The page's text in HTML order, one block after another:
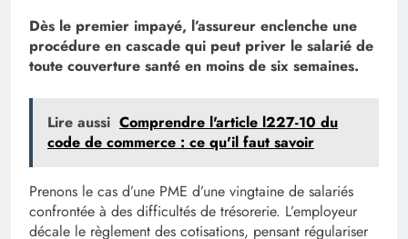
Dès le premier impayé, l’assureur enclenche une
procédure en cascade qui peut priver le salarié de
toute couverture santé en moins de six semaines.
Lire aussi Comprendre l'article l227-10 du
code de commerce : ce qu'il faut savoir
Prenons le cas d’une PME d’une vingtaine de salariés
confrontée à des difficultés de trésorerie. L’employeur
décale le règlement des cotisations, pensant régulariser